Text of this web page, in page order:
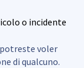
o incidente
voler
di qualcuno.